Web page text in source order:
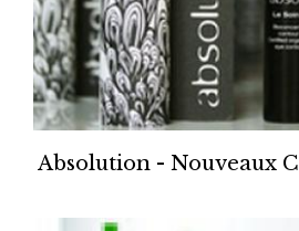
Absolution - Nouveaux